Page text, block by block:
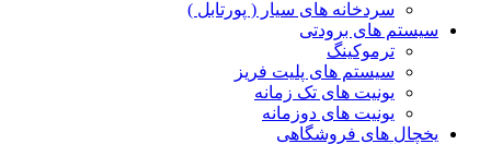
سردخانه های سیار ( پورتابل )
سیستم های برودتی
ترموکینگ
سیستم های پلیت فریز
یونیت های تک زمانه
یونیت های دوزمانه
یخچال های فروشگاهی